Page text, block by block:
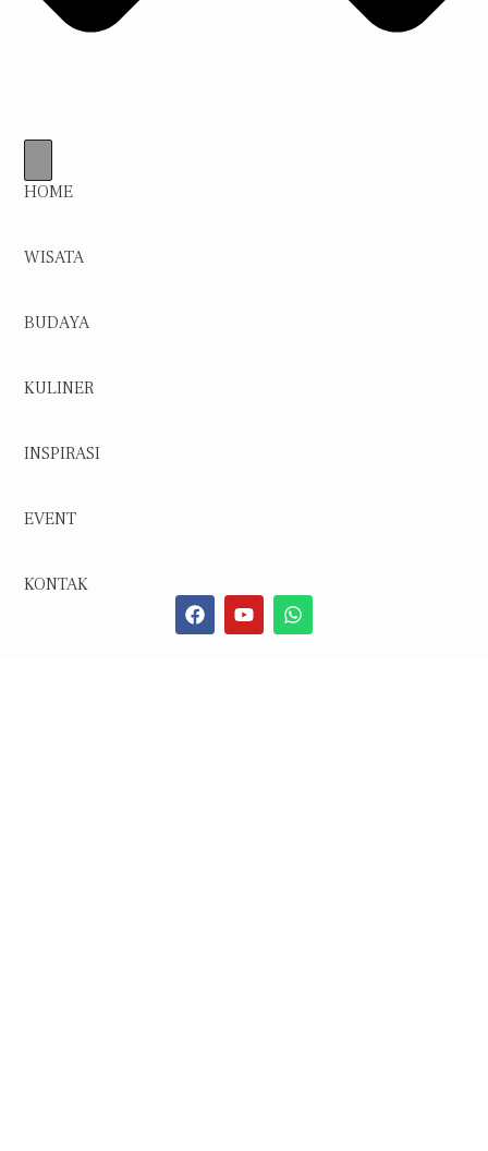
HOME
WISATA
BUDAYA
KULINER
INSPIRASI
EVENT
KONTAK